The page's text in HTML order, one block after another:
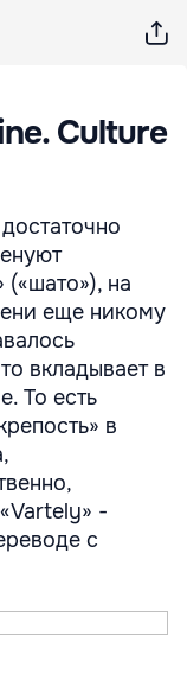
Culture
на
еще никому
вкладывает в
То есть
в
-
с